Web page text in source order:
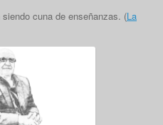
cuna de enseñanzas. (La